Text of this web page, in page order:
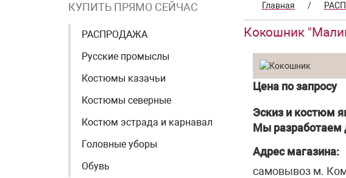
КУПИТЬ ПРЯМО СЕЙЧАС
РАСПРОДАЖА
Русские промыслы
Костюмы казачьи
Костюмы северные
Костюм эстрада и карнавал
Головные уборы
Обувь
Главная /
Кокошник
Цена по запросу
Эскиз и костюм
Мы разработаем
Адрес магазина:
самовывоз м.